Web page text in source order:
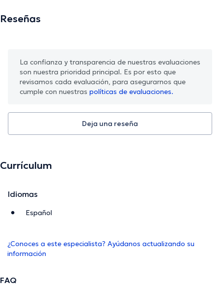
Reseñas
La confianza y transparencia de nuestras evaluaciones
son nuestra prioridad principal. Es por esto que
revisamos cada evaluación, para asegurarnos que
cumple con nuestras políticas de evaluaciones.
Deja una reseña
Currículum
Idiomas
Español
¿Conoces a este especialista? Ayúdanos actualizando su
información
FAQ